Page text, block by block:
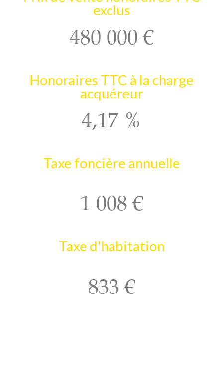
exclus
480 000 €
Honoraires TTC à la charge
acquéreur
4,17 %
Taxe foncière annuelle
1 008 €
Taxe d'habitation
833 €